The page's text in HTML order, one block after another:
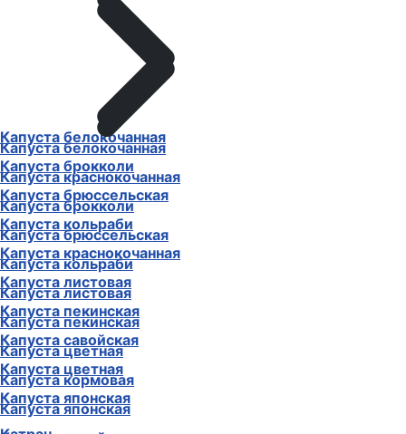
Капуста белокочанная
Капуста брокколи
Капуста брюссельская
Капуста кольраби
Капуста краснокочанная
Капуста листовая
Капуста пекинская
Капуста савойская
Капуста цветная
Капуста японская
Капуста белокочанная
Капуста краснокочанная
Капуста брокколи
Капуста брюссельская
Капуста кольраби
Капуста листовая
Капуста пекинская
Капуста цветная
Капуста кормовая
Капуста японская